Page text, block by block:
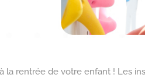
la rentrée de votre enfant ! Les